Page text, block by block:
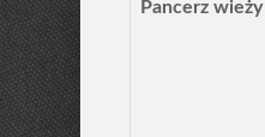
Pancerz wieży